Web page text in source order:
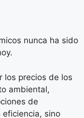
nunca ha sido
los precios de los
ambiental,
de
eficiencia, sino